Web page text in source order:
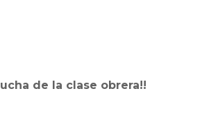
de la clase obrera!!